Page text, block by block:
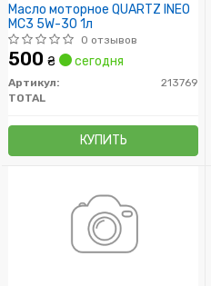
Масло моторное QUARTZ INEO
MC3 5W-30 1л
0 отзывов
500 ₴ сегодня
Артикул:
213769
TOTAL
КУПИТЬ